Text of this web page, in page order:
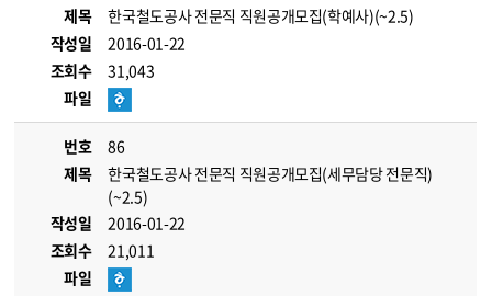
제목
한국철도공사 전문직 직원공개모집(학예사)(~2.5)
작성일
2016-01-22
조회수
31,043
파일
번호
86
제목
한국철도공사 전문직 직원공개모집(세무담당 전문직)
(~2.5)
작성일
2016-01-22
조회수
21,011
파일